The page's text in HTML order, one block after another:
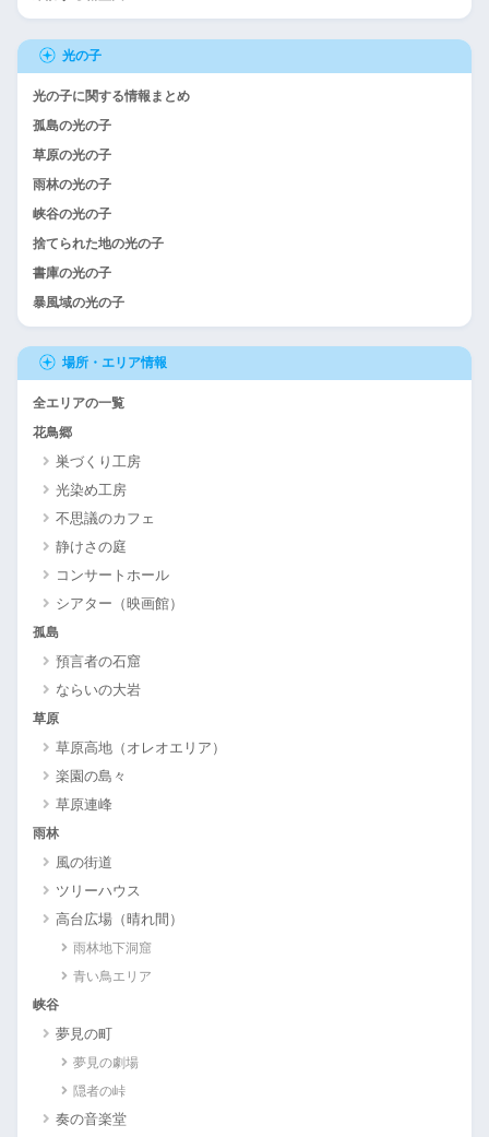
光の子
光の子に関する情報まとめ
孤島の光の子
草原の光の子
雨林の光の子
峡谷の光の子
捨てられた地の光の子
書庫の光の子
暴風域の光の子
場所・エリア情報
全エリアの一覧
花鳥郷
巣づくり工房
光染め工房
不思議のカフェ
静けさの庭
コンサートホール
シアター（映画館）
孤島
預言者の石窟
ならいの大岩
草原
草原高地（オレオエリア）
楽園の島々
草原連峰
雨林
風の街道
ツリーハウス
高台広場（晴れ間）
雨林地下洞窟
青い鳥エリア
峡谷
夢見の町
夢見の劇場
隠者の峠
奏の音楽堂